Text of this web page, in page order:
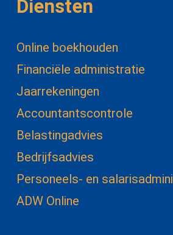
Diensten
Online boekhouden
Financiële administratie
Jaarrekeningen
Accountantscontrole
Belastingadvies
Bedrijfsadvies
Personeels- en
ADW Online